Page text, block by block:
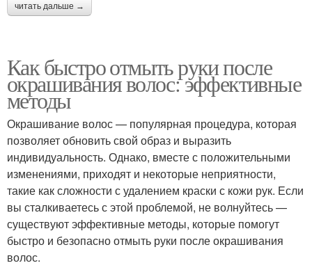
читать дальше →
Как быстро отмыть руки после
окрашивания волос: эффективные
методы
Окрашивание волос — популярная процедура, которая
позволяет обновить свой образ и выразить
индивидуальность. Однако, вместе с положительными
изменениями, приходят и некоторые неприятности,
такие как сложности с удалением краски с кожи рук. Если
вы сталкиваетесь с этой проблемой, не волнуйтесь —
существуют эффективные методы, которые помогут
быстро и безопасно отмыть руки после окрашивания
волос.